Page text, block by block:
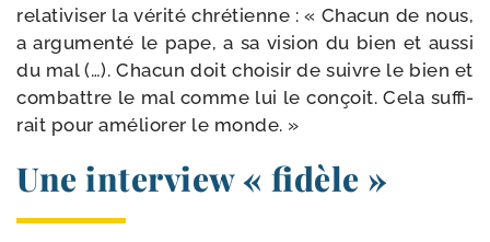
rela­ti­vi­ser la véri­té chré­tienne : « Chacun de nous,
a argu­men­té le pape, a sa vision du bien et aus­si
du mal (…). Chacun doit choi­sir de suivre le bien et
com­battre le mal comme lui le conçoit. Cela suf­fi­
rait pour amé­lio­rer le monde. »
Une interview « fidèle »